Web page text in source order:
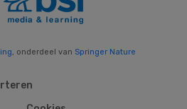
, onderdeel van Springer Nature